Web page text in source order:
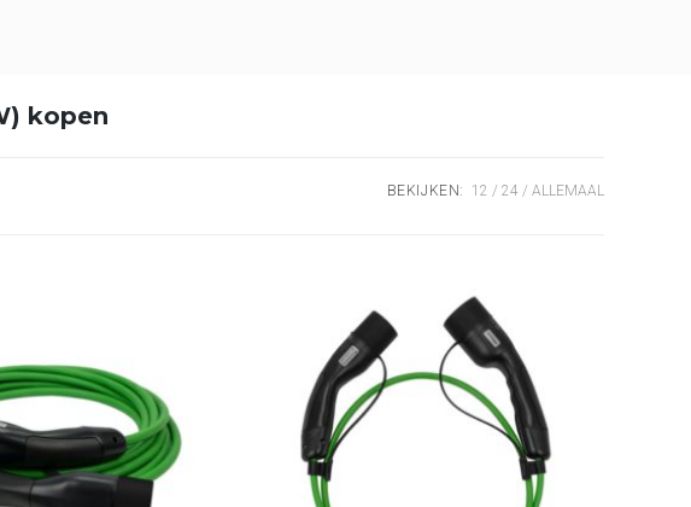
kopen
BEKIJKEN: 12 24 ALLEMAAL